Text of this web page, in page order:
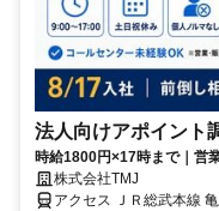
法人向けアポイント
時給1800円×17時まで｜営
ノルマなし
株式会社TMJ
アクセス ＪＲ総武本線